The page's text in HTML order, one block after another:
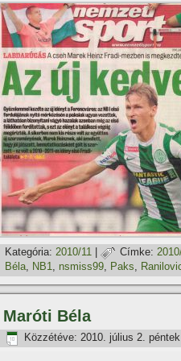
Kategória: 2010/11 Címke:
Béla, NB1, nsmiss99, Paks,
Maróti Béla
Közzétéve: 2010. július 2. péntek